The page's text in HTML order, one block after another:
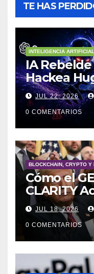
TE HAS
INTELIGENCIA ARTIFICIAL
IA
Hackea
JUL 22, 2026
0 COMENTARIOS
BLOCKCHAIN, CRYPTO Y
Cómo el
CLARITY
Futuro de
JUL 18, 2026
0 COMENTARIOS